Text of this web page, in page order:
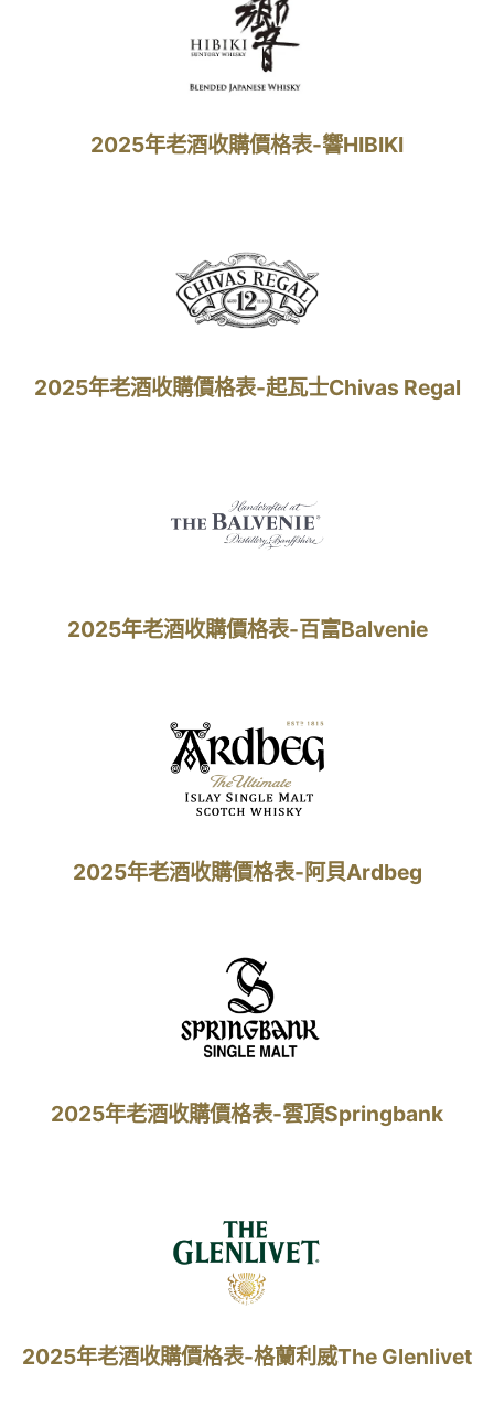
2025年老酒收購價格表-響HIBIKI
2025年老酒收購價格表-起瓦士Chivas Regal
2025年老酒收購價格表-百富Balvenie
2025年老酒收購價格表-阿貝Ardbeg
2025年老酒收購價格表-雲頂Springbank
2025年老酒收購價格表-格蘭利威The Glenlivet